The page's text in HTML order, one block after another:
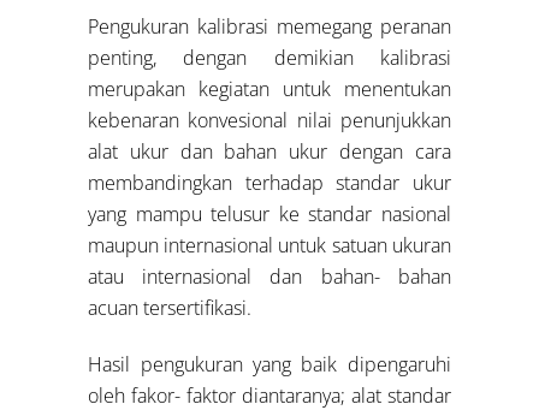
Pengukuran kalibrasi memegang peranan
penting, dengan demikian kalibrasi
merupakan kegiatan untuk menentukan
kebenaran konvesional nilai penunjukkan
alat ukur dan bahan ukur dengan cara
membandingkan terhadap standar ukur
yang mampu telusur ke standar nasional
maupun internasional untuk satuan ukuran
atau internasional dan bahan- bahan
acuan tersertifikasi.
Hasil pengukuran yang baik dipengaruhi
oleh fakor- faktor diantaranya; alat standar